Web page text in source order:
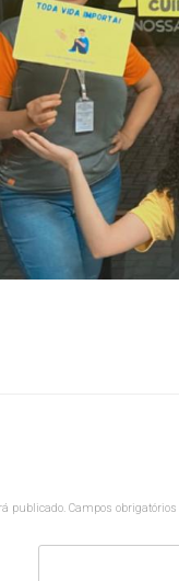
publicado. Campos